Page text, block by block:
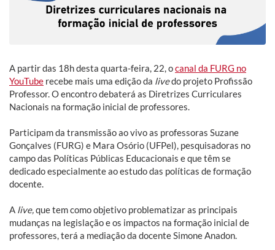
A partir das 18h desta quarta-feira, 22, ocanal da FURG no
YouTube recebe mais uma edição da livedo projeto Profissão
Professor. O encontro debaterá as Diretrizes Curriculares
Nacionais na formação inicial de professores.
Participam da transmissão ao vivo as professoras Suzane
Gonçalves (FURG) e Mara Osório (UFPel), pesquisadoras no
campo das Políticas Públicas Educacionais e que têm se
dedicado especialmente ao estudo das políticas de formação
docente.
A live,que tem como objetivo problematizar as principais
mudanças na legislação e os impactos na formação inicial de
professores, terá a mediação da docente Simone Anadon.